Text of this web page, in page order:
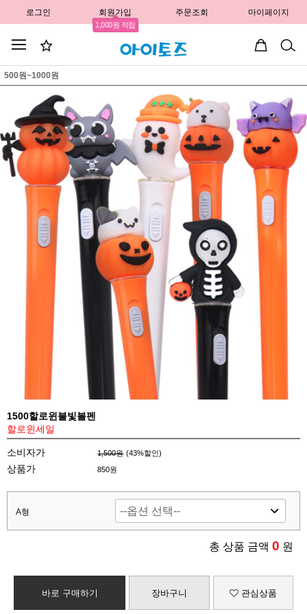
로그인 회원가입
1,000원 적립
주문조회 마이페이지
500원~1000원
1500할로윈불빛볼펜
할로윈세일
소비자가 1,500원 (43%할인)
상품가 850원
A형
총 상품 금액 0 원
바로 구매하기 장바구니 관심상품